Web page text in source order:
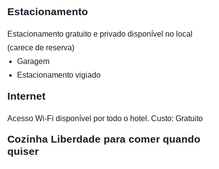
Estacionamento
Estacionamento gratuito e privado disponível no local
(carece de reserva)
Garagem
Estacionamento vigiado
Internet
Acesso Wi-Fi disponível por todo o hotel. Custo: Gratuito
Cozinha Liberdade para comer quando
quiser